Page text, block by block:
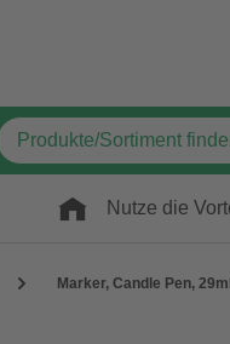
Nutze die
Marker, Candle Pen,